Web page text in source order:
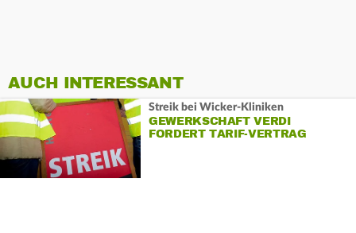
AUCH INTERESSANT
Streik bei Wicker-Kliniken
GEWERKSCHAFT VERDI
FORDERT TARIF-VERTRAG